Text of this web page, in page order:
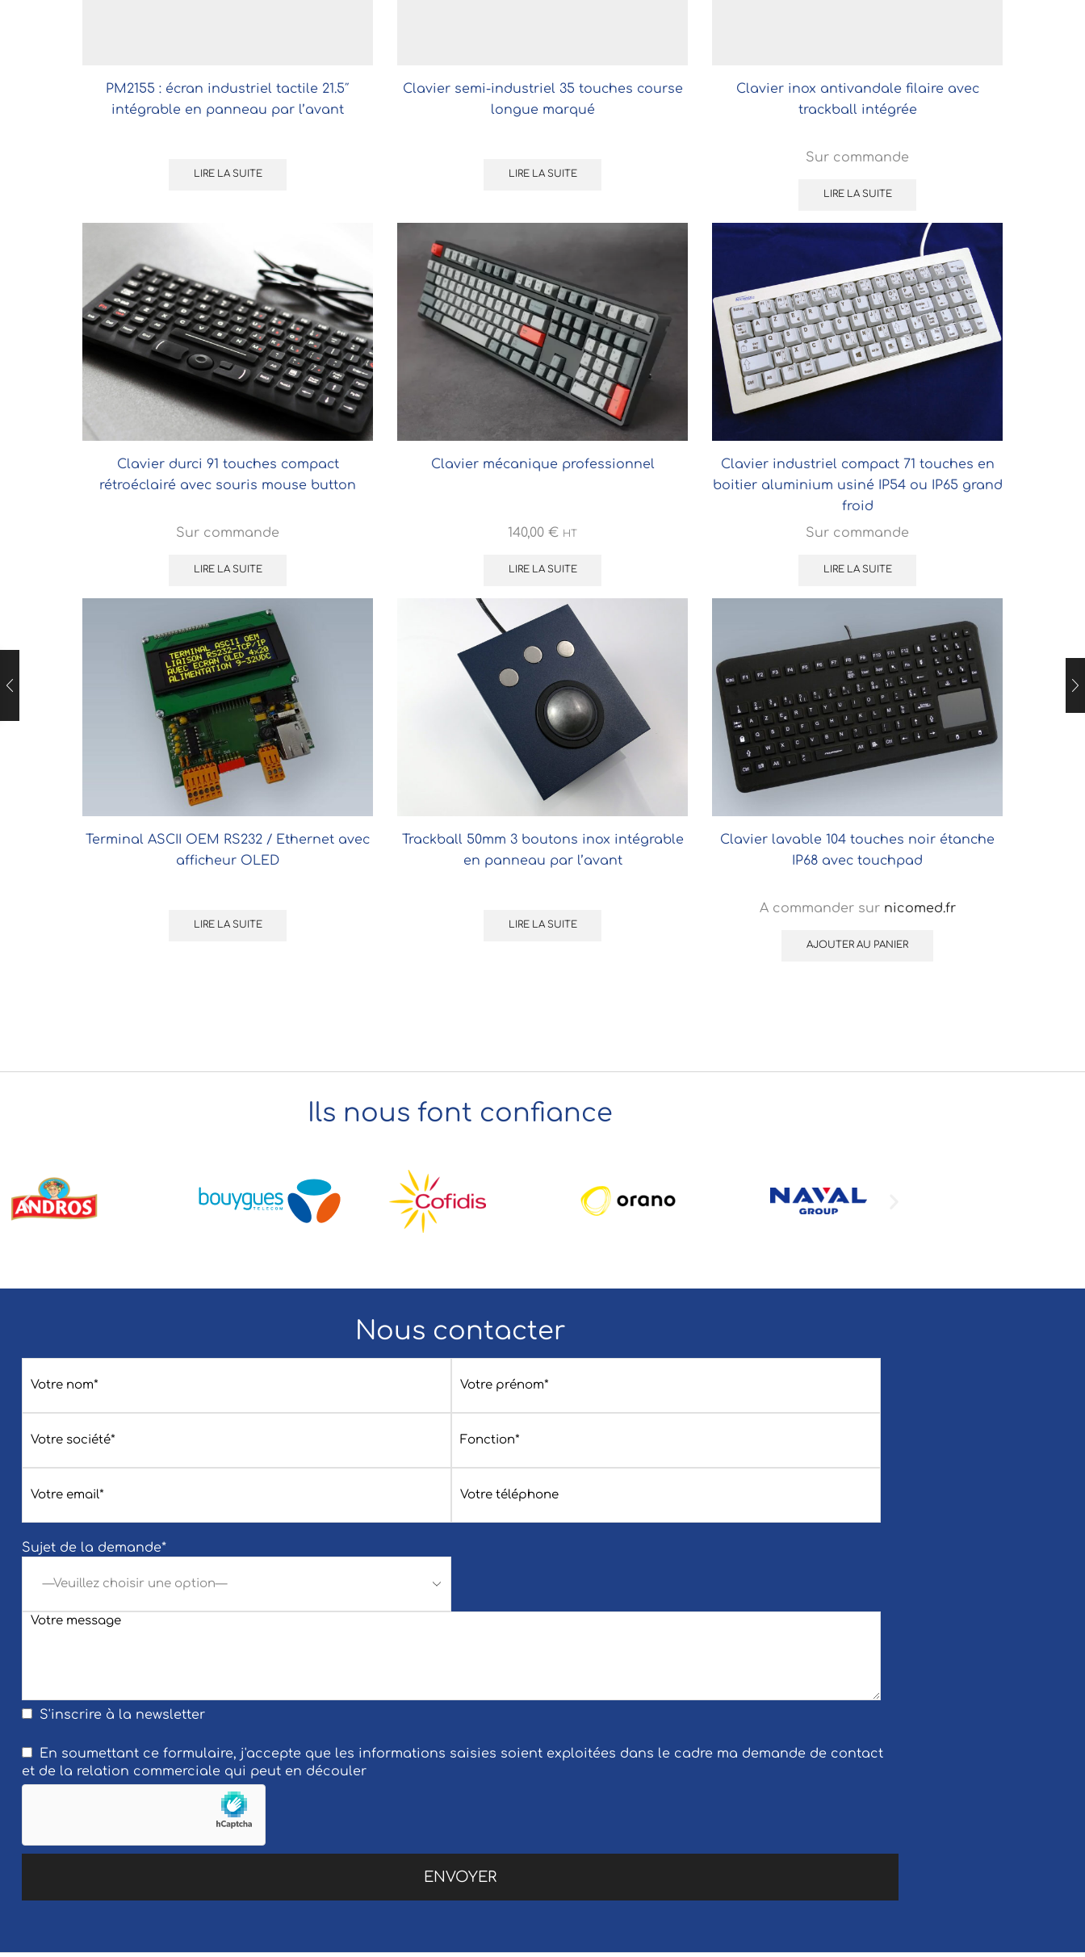
PM2155 : écran industriel tactile 21.5″
intégrable en panneau par l’avant
LIRE LA SUITE
Clavier semi-industriel 35 touches course
longue marqué
LIRE LA SUITE
Clavier inox antivandale filaire avec
trackball intégrée
Sur commande
LIRE LA SUITE
Clavier durci 91 touches compact
rétroéclairé avec souris mouse button
Sur commande
LIRE LA SUITE
Clavier mécanique professionnel
140,00 € HT
LIRE LA SUITE
Clavier industriel compact 71 touches en
boitier aluminium usiné IP54 ou IP65 grand
froid
Sur commande
LIRE LA SUITE
Terminal ASCII OEM RS232 / Ethernet avec
afficheur OLED
LIRE LA SUITE
Trackball 50mm 3 boutons inox intégrable
en panneau par l’avant
LIRE LA SUITE
Clavier lavable 104 touches noir étanche
IP68 avec touchpad
A commander sur nicomed.fr
AJOUTER AU PANIER
Ils nous font confiance
Nous contacter
Sujet de la demande*
S'inscrire à la newsletter
En soumettant ce formulaire, j'accepte que les informations saisies soient exploitées dans le cadre ma demande de contact
et de la relation commerciale qui peut en découler